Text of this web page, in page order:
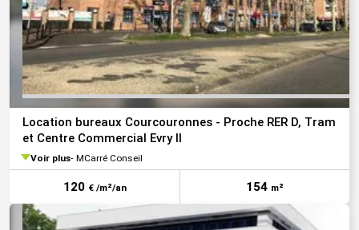
Location bureaux Courcouronnes - Proche RER D, Tram
et Centre Commercial Evry II
Voir plus MCarré Conseil
120 € /m²/an 154 m²